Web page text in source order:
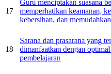
17
Guru menciptakan suasana
memperhatikan keamanan,
kebersihan, dan
18
Sarana dan prasarana yang
dimanfaatkan dengan
pembelajaran